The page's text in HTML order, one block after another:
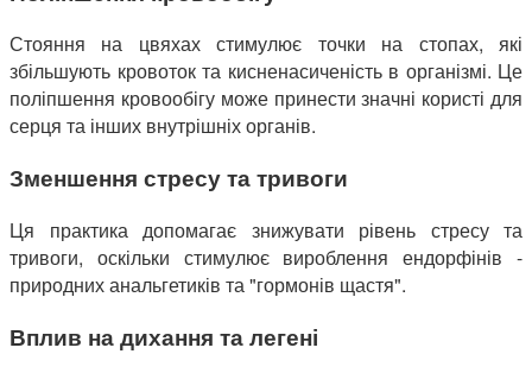
Стояння на цвяхах стимулює точки на стопах, які
збільшують кровоток та кисненасиченість в організмі. Це
поліпшення кровообігу може принести значні користі для
серця та інших внутрішніх органів.
Зменшення стресу та тривоги
Ця практика допомагає знижувати рівень стресу та
тривоги, оскільки стимулює вироблення ендорфінів -
природних анальгетиків та "гормонів щастя".
Вплив на дихання та легені